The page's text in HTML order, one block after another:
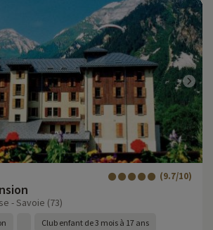
(9.7/10)
- Savoie (73)
Club enfant de 3 mois à 17 ans